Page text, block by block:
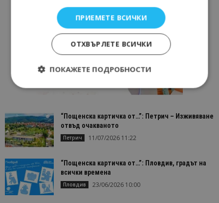
“Пощенска картичка от…”: Петрич – Изживяване
отвъд очакваното
Петрич 11/07/2026 11:22
“Пощенска картичка от…”: Пловдив, градът на
всички времена
Пловдив 23/06/2026 10:00
ПРИЕМЕТЕ ВСИЧКИ
ОТХВЪРЛЕТЕ ВСИЧКИ
ПОКАЖЕТЕ ПОДРОБНОСТИ
Таргетиране
Строго необходимите бисквитки позволяват
основната функционалност на уебсайта, като
акаунта. Уебсайтът не може да се използва
правилно без строго необходими бисквитки.
Име
Доставчик